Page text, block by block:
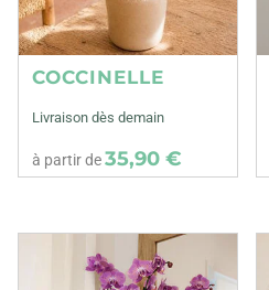
COCCINELLE
Livraison dès demain
à partir de35,90 €